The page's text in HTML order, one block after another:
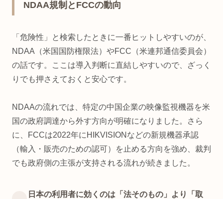
NDAA規制とFCCの動向
「危険性」と検索したときに一番ヒットしやすいのが、
NDAA（米国国防権限法）やFCC（米連邦通信委員会）
の話です。ここは導入判断に直結しやすいので、ざっく
りでも押さえておくと安心です。
NDAAの流れでは、特定の中国企業の映像監視機器を米
国の政府調達から外す方向が明確になりました。さら
に、FCCは2022年にHIKVISIONなどの新規機器承認
（輸入・販売のための認可）を止める方向を強め、裁判
でも政府側の主張が支持される流れが続きました。
日本の利用者に効くのは「法そのもの」より「取